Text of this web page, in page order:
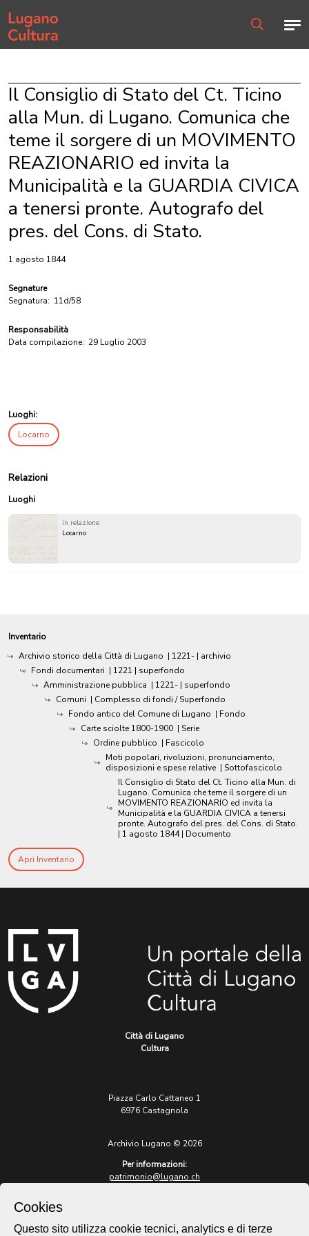
Home page
Il Consiglio di Stato del Ct. Ticino
alla Mun. di Lugano. Comunica che
teme il sorgere di un MOVIMENTO
REAZIONARIO ed invita la
Municipalità e la GUARDIA CIVICA
a tenersi pronte. Autografo del
pres. del Cons. di Stato.
1 agosto 1844
Segnature
Segnatura: 11d/58
Responsabilità
Data compilazione: 29 Luglio 2003
Luoghi:
Locarno
Relazioni
Luoghi
in relazione
Locarno
Inventario
Archivio storico della Città di Lugano | 1221- | archivio
Fondi documentari | 1221 | superfondo
Amministrazione pubblica | 1221- | superfondo
Comuni | Complesso di fondi / Superfondo
Fondo antico del Comune di Lugano | Fondo
Carte sciolte 1800-1900 | Serie
Ordine pubblico | Fascicolo
Moti popolari, rivoluzioni, pronunciamento,
disposizioni e spese relative | Sottofascicolo
Il Consiglio di Stato del Ct. Ticino alla Mun. di
Lugano. Comunica che teme il sorgere di un
MOVIMENTO REAZIONARIO ed invita la
Municipalità e la GUARDIA CIVICA a tenersi
pronte. Autografo del pres. del Cons. di Stato.
| 1 agosto 1844 | Documento
Apri Inventario
Città di Lugano
Cultura
Piazza Carlo Cattaneo 1
6976 Castagnola
Archivio Lugano © 2026
Per informazioni:
patrimonio@lugano.ch
lugano.ch
Cookies
Questo sito utilizza cookie tecnici, analytics e di terze